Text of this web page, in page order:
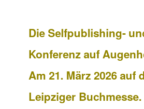
Die Selfpublishing-
Konferenz auf
Am 21. März 2026 auf
Leipziger Buchmesse.